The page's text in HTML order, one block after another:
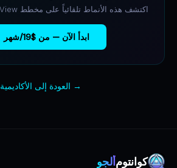
اكتشف هذه الأنماط تلقائياً على مخطط TradingView الخاص بك.
ابدأ الآن — من $19/شهر ←
→ العودة إلى الأكاديمية
كوانتومألجو